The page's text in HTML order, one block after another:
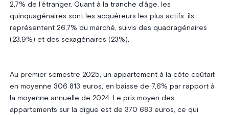
2,7% de l’étranger. Quant à la tranche d’âge, les
quinquagénaires sont les acquéreurs les plus actifs: ils
représentent 26,7% du marché, suivis des quadragénaires
(23,9%) et des sexagénaires (23%).
Au premier semestre 2025, un appartement à la côte coûtait
en moyenne 306 813 euros, en baisse de 7,6% par rapport à
la moyenne annuelle de 2024. Le prix moyen des
appartements sur la digue est de 370 683 euros, ce qui